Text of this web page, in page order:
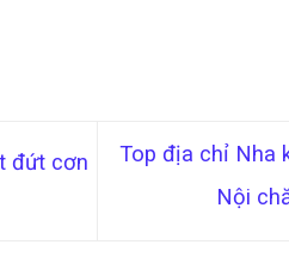
đứt cơn
Top địa chỉ Nha
Nội